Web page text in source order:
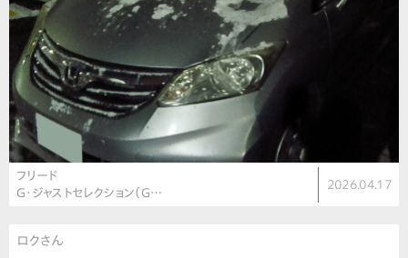
フリード
G・ジャストセレクション（G…
2026.04.17
ロクさん